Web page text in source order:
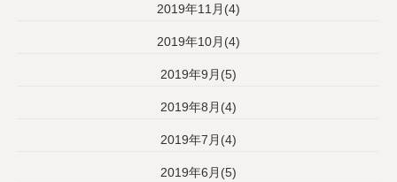
2019年11月(4)
2019年10月(4)
2019年9月(5)
2019年8月(4)
2019年7月(4)
2019年6月(5)